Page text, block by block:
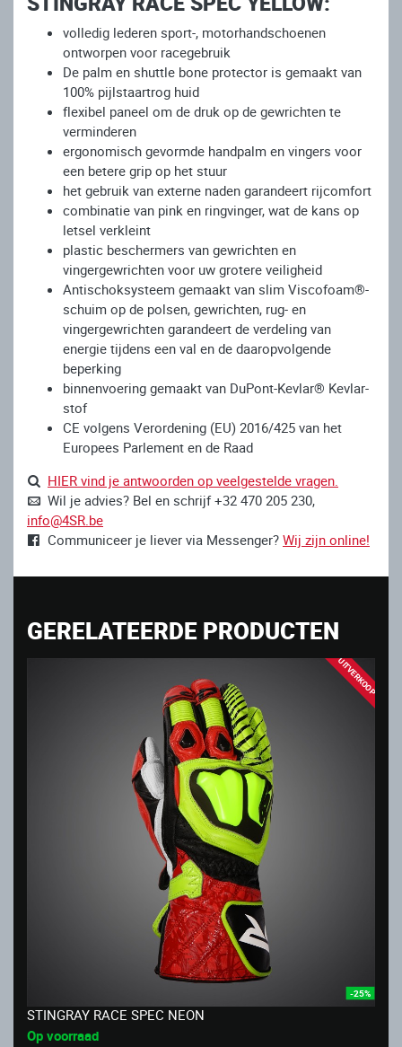
volledig lederen sport-, motorhandschoenen
ontworpen voor racegebruik
De palm en shuttle bone protector is gemaakt van
100% pijlstaartrog huid
flexibel paneel om de druk op de gewrichten te
verminderen
ergonomisch gevormde handpalm en vingers voor
een betere grip op het stuur
het gebruik van externe naden garandeert rijcomfort
combinatie van pink en ringvinger, wat de kans op
letsel verkleint
plastic beschermers van gewrichten en
vingergewrichten voor uw grotere veiligheid
Antischoksysteem gemaakt van slim Viscofoam®-
schuim op de polsen, gewrichten, rug- en
vingergewrichten garandeert de verdeling van
energie tijdens een val en de daaropvolgende
beperking
binnenvoering gemaakt van DuPont-Kevlar® Kevlar-
stof
CE volgens Verordening (EU) 2016/425 van het
Europees Parlement en de Raad
HIER vind je antwoorden op veelgestelde vragen.
Wil je advies? Bel en schrijf +32 470 205 230,
info@4SR.be
Communiceer je liever via Messenger? Wij zijn online!
GERELATEERDE PRODUCTEN
UITVERKOOP
-25%
STINGRAY RACE SPEC NEON
Op voorraad